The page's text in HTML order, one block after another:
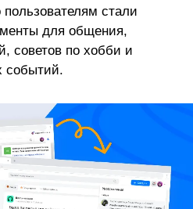
стали
для общения,
советов по хобби и
событий.